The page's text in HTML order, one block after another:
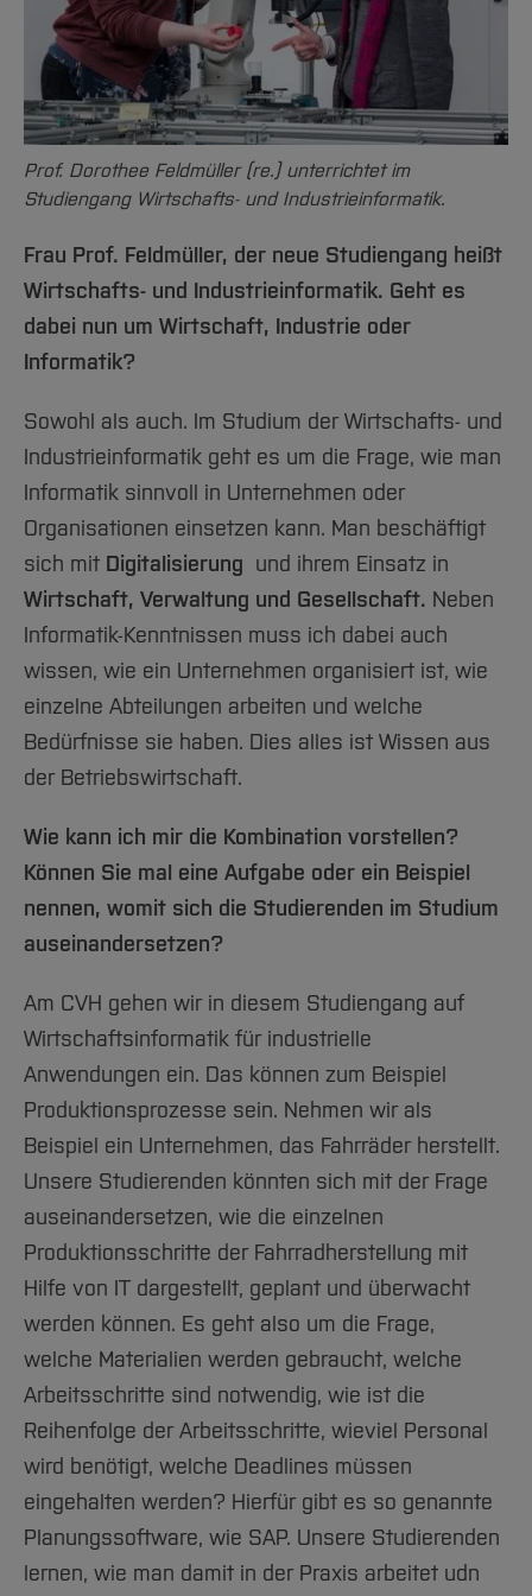
Arbeiten im FB G
Forschung und Projekte
International
Team
Service
Studiengänge
Studieninteressierte
Aktuelles
Studium
Fachgruppen
Forschung und Entwicklung
International
Service
Amtliche Bekanntmachungen
Notfall-Infos
BO Shop
Familiengerechte Hochschule
Gleichstellung
Diskriminierungsfreie Hochschule
Vertretungen
Wahlen
Hochschulbibliothek
Hochschulkommunikation
International Office
Medienzentrum
qed-Stiftung
Prof. Dorothee Feldmüller (re.) unterrichtet im
Studiengang Wirtschafts- und Industrieinformatik.
Frau Prof. Feldmüller, der neue Studiengang heißt
Wirtschafts- und Industrieinformatik. Geht es
dabei nun um Wirtschaft, Industrie oder
Informatik?
Sowohl als auch. Im Studium der Wirtschafts- und
Industrieinformatik geht es um die Frage, wie man
Informatik sinnvoll in Unternehmen oder
Organisationen einsetzen kann. Man beschäftigt
sich mit Digitalisierung und ihrem Einsatz in
Wirtschaft, Verwaltung und Gesellschaft. Neben
Informatik-Kenntnissen muss ich dabei auch
wissen, wie ein Unternehmen organisiert ist, wie
einzelne Abteilungen arbeiten und welche
Bedürfnisse sie haben. Dies alles ist Wissen aus
der Betriebswirtschaft.
Wie kann ich mir die Kombination vorstellen?
Können Sie mal eine Aufgabe oder ein Beispiel
nennen, womit sich die Studierenden im Studium
auseinandersetzen?
Am CVH gehen wir in diesem Studiengang auf
Wirtschaftsinformatik für industrielle
Anwendungen ein. Das können zum Beispiel
Produktionsprozesse sein. Nehmen wir als
Beispiel ein Unternehmen, das Fahrräder herstellt.
Unsere Studierenden könnten sich mit der Frage
auseinandersetzen, wie die einzelnen
Produktionsschritte der Fahrradherstellung mit
Hilfe von IT dargestellt, geplant und überwacht
werden können. Es geht also um die Frage,
welche Materialien werden gebraucht, welche
Arbeitsschritte sind notwendig, wie ist die
Reihenfolge der Arbeitsschritte, wieviel Personal
wird benötigt, welche Deadlines müssen
eingehalten werden? Hierfür gibt es so genannte
Planungssoftware, wie SAP. Unsere Studierenden
lernen, wie man damit in der Praxis arbeitet udn